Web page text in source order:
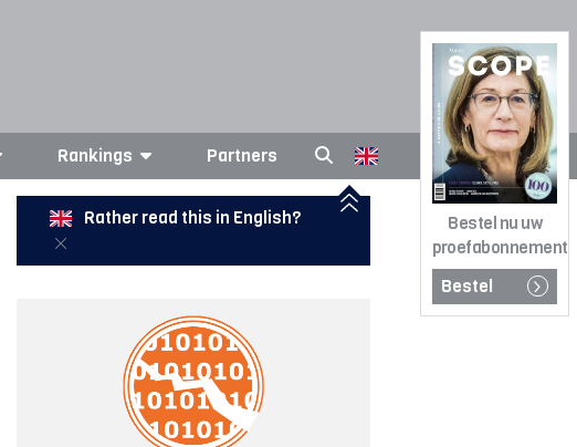
Bestel nu uw
proefabonnement
Bestel
Rankings Partners
Rather read this in English?